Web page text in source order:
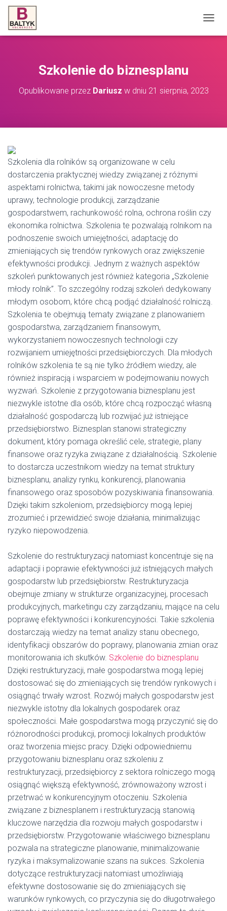
R
Szkolenie do biznesplanu
Opublikowane przez Dariusz w dniu 21 sierpnia, 2023
Szkolenia dla rolników są organizowane w celu
dostarczenia praktycznej wiedzy związanej z różnymi
aspektami rolnictwa, takimi jak nowoczesne metody
uprawy, technologie produkcji, zarządzanie
gospodarstwem, rachunkowość rolna, ochrona roślin czy
ekonomika rolnictwa. Szkolenia te pozwalają rolnikom na
podnoszenie swoich umiejętności, adaptację do
zmieniających się trendów rynkowych oraz zwiększenie
efektywności produkcji. Jednym z ważnych aspektów
szkoleń punktowanych jest również kategoria „Szkolenie
młody rolnik”. To szczególny rodzaj szkoleń dedykowany
młodym osobom, które chcą podjąć działalność rolniczą.
Szkolenia te obejmują tematy związane z planowaniem
gospodarstwa, zarządzaniem finansowym,
wykorzystaniem nowoczesnych technologii czy
rozwijaniem umiejętności przedsiębiorczych. Dla młodych
rolników szkolenia te są nie tylko źródłem wiedzy, ale
również inspiracją i wsparciem w podejmowaniu nowych
wyzwań. Szkolenie z przygotowania biznesplanu jest
niezwykle istotne dla osób, które chcą rozpocząć własną
działalność gospodarczą lub rozwijać już istniejące
przedsiębiorstwo. Biznesplan stanowi strategiczny
dokument, który pomaga określić cele, strategie, plany
finansowe oraz ryzyka związane z działalnością. Szkolenie
to dostarcza uczestnikom wiedzy na temat struktury
biznesplanu, analizy rynku, konkurencji, planowania
finansowego oraz sposobów pozyskiwania finansowania.
Dzięki takim szkoleniom, przedsiębiorcy mogą lepiej
zrozumieć i przewidzieć swoje działania, minimalizując
ryzyko niepowodzenia.
Szkolenie do restrukturyzacji natomiast koncentruje się na
adaptacji i poprawie efektywności już istniejących małych
gospodarstw lub przedsiębiorstw. Restrukturyzacja
obejmuje zmiany w strukturze organizacyjnej, procesach
produkcyjnych, marketingu czy zarządzaniu, mające na celu
poprawę efektywności i konkurencyjności. Takie szkolenia
dostarczają wiedzy na temat analizy stanu obecnego,
identyfikacji obszarów do poprawy, planowania zmian oraz
monitorowania ich skutków. Szkolenie do biznesplanu
Dzięki restrukturyzacji, małe gospodarstwa mogą lepiej
dostosować się do zmieniających się trendów rynkowych i
osiągnąć trwały wzrost. Rozwój małych gospodarstw jest
niezwykle istotny dla lokalnych gospodarek oraz
społeczności. Małe gospodarstwa mogą przyczynić się do
różnorodności produkcji, promocji lokalnych produktów
oraz tworzenia miejsc pracy. Dzięki odpowiedniemu
przygotowaniu biznesplanu oraz szkoleniu z
restrukturyzacji, przedsiębiorcy z sektora rolniczego mogą
osiągnąć większą efektywność, zrównoważony wzrost i
przetrwać w konkurencyjnym otoczeniu. Szkolenia
związane z biznesplanem i restrukturyzacją stanowią
kluczowe narzędzia dla rozwoju małych gospodarstw i
przedsiębiorstw. Przygotowanie właściwego biznesplanu
pozwala na strategiczne planowanie, minimalizowanie
ryzyka i maksymalizowanie szans na sukces. Szkolenia
dotyczące restrukturyzacji natomiast umożliwiają
efektywne dostosowanie się do zmieniających się
warunków rynkowych, co przyczynia się do długotrwałego